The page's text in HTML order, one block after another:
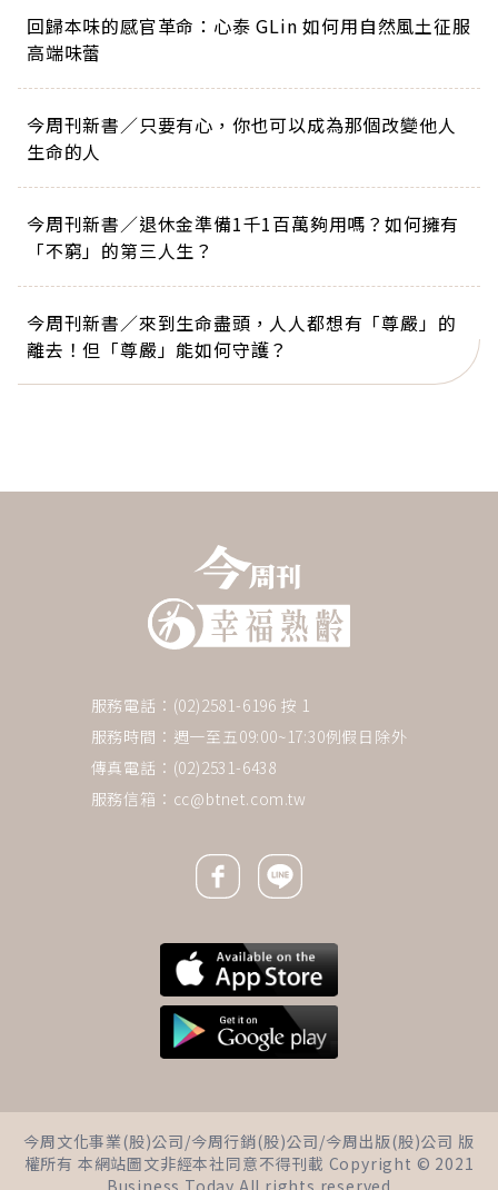
18歲「5億高中生」結婚2小時墜
樓！律師5面向解析伴侶能否分
回歸本味的感官革命：心泰 GLin 如何用自然風土征服
高端味蕾
今周刊新書／只要有心，你也可以成為那個改變他人
生命的人
今周刊新書／退休金準備1千1百萬夠用嗎？如何擁有
「不窮」的第三人生？
今周刊新書／來到生命盡頭，人人都想有「尊嚴」的
離去！但「尊嚴」能如何守護？
服務電話：(02)2581-6196 按 1
服務時間：週一至五09:00~17:30例假日除外
傳真電話：(02)2531-6438
服務信箱： cc@btnet.com.tw
Facebook icon
Line icon
今周文化事業(股)公司/今周行銷(股)公司/今周出版(股)公司 版
權所有 本網站圖文非經本社同意不得刊載 Copyright © 2021